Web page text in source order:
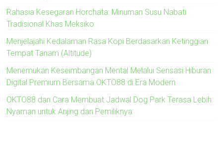
Rahasia Kesegaran Horchata: Minuman Susu Nabati
Tradisional Khas Meksiko
Menjelajahi Kedalaman Rasa Kopi Berdasarkan Ketinggian
Tempat Tanam (Altitude)
Menemukan Keseimbangan Mental Melalui Sensasi Hiburan
Digital Premium Bersama OKTO88 di Era Modern
OKTO88 dan Cara Membuat Jadwal Dog Park Terasa Lebih
Nyaman untuk Anjing dan Pemiliknya